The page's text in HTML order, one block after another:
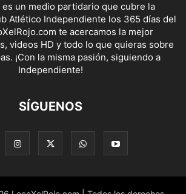
es un medio partidario que cubre la
Atlético Independiente los 365 días del
te acercamos la mejor
videos HD y todo lo que quieras sobre
¡Con la misma pasión, siguiendo a
Independiente!
SÍGUENOS